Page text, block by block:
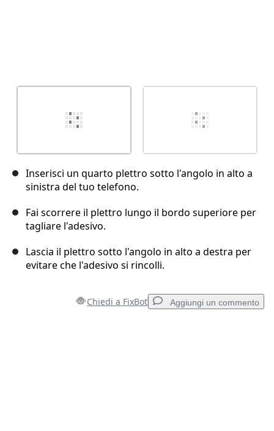
Inserisci un quarto plettro sotto l'angolo in alto a
sinistra del tuo telefono.
Fai scorrere il plettro lungo il bordo superiore per
tagliare l'adesivo.
Lascia il plettro sotto l'angolo in alto a destra per
evitare che l'adesivo si rincolli.
Chiedi a FixBot Aggiungi un commento